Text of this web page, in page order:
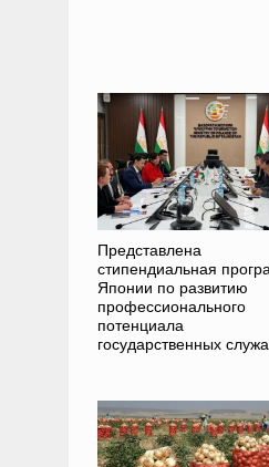
Представлена
стипендиальная
Японии по развитию
профессионального
потенциала
государственных